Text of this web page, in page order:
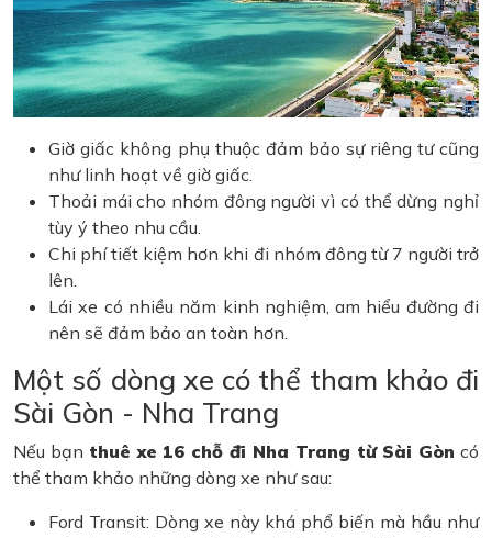
Giờ giấc không phụ thuộc đảm bảo sự riêng tư cũng
như linh hoạt về giờ giấc.
Thoải mái cho nhóm đông người vì có thể dừng nghỉ
tùy ý theo nhu cầu.
Chi phí tiết kiệm hơn khi đi nhóm đông từ 7 người trở
lên.
Lái xe có nhiều năm kinh nghiệm, am hiểu đường đi
nên sẽ đảm bảo an toàn hơn.
Một số dòng xe có thể tham khảo đi
Sài Gòn - Nha Trang
Nếu bạn thuê xe 16 chỗ đi Nha Trang từ Sài Gòn có
thể tham khảo những dòng xe như sau:
Ford Transit: Dòng xe này khá phổ biến mà hầu như